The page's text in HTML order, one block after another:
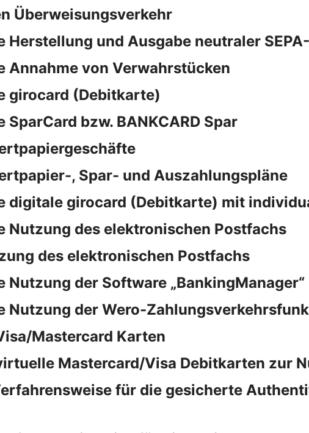
Überweisungsverkehr
Herstellung und Ausgabe neutraler
Annahme von Verwahrstücken
girocard (Debitkarte)
bzw. BANKCARD Spar
, Spar- und Auszahlungspläne
digitale girocard (Debitkarte) mit
Nutzung des elektronischen Postfachs
des elektronischen Postfachs
der Software „BankingManager“
Nutzung der Wero-
Mastercard Karten
Mastercard/Visa Debitkarten zur
für die gesicherte